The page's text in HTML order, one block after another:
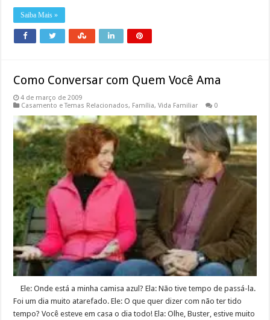
Saiba Mais »
Como Conversar com Quem Você Ama
4 de março de 2009
Casamento e Temas Relacionados, Família,Vida Familiar 0
Ele: Onde está a minha camisa azul? Ela: Não tive tempo de passá-la.
Foi um dia muito atarefado. Ele: O que quer dizer com não ter tido
tempo? Você esteve em casa o dia todo! Ela: Olhe, Buster, estive muito